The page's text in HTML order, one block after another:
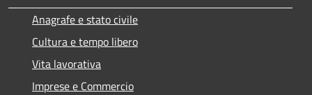
Anagrafe e stato civile
Cultura e tempo libero
Vita lavorativa
Imprese e Commercio